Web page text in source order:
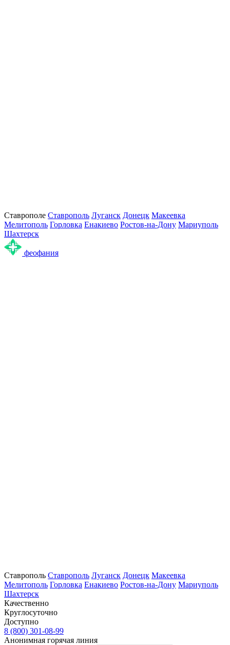
Ставрополе Ставрополь Луганск Донецк Макеевка
Мелитополь Горловка Енакиево Ростов-на-Дону Мариуполь
Шахтерск
феофания
Ставрополь Ставрополь Луганск Донецк Макеевка
Мелитополь Горловка Енакиево Ростов-на-Дону Мариуполь
Шахтерск
Качественно
Круглосуточно
Доступно
8 (800) 301-08-99
Анонимная горячая линия